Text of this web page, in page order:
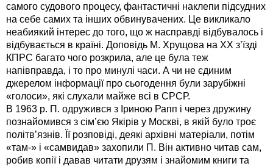
самого судового процесу, фантастичні наклепи підсудних
на себе самих та інших обвинувачених. Це викликало
неабиякий інтерес до того, що ж насправді відбувалось і
відбувається в країні. Доповідь М. Хрущова на XX з’їзді
КПРС багато чого розкрила, але це була теж
напівправда, і то про минулі часи. А чи не єдиним
джерелом інформації про сьогодення були зарубіжні
«голоси», які слухали майже всі в СРСР.
В 1963 р. П. одружився з Іриною Рапп і через дружину
познайомився з сім’єю Якірів у Москві, в якій було троє
політв’язнів. Її розповіді, деякі архівні матеріали, потім
«там-» і «самвидав» захопили П. Він активно читав сам,
робив копії і давав читати друзям і знайомим книги та